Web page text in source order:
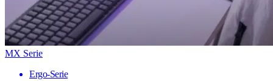
MX Serie
Ergo-Serie